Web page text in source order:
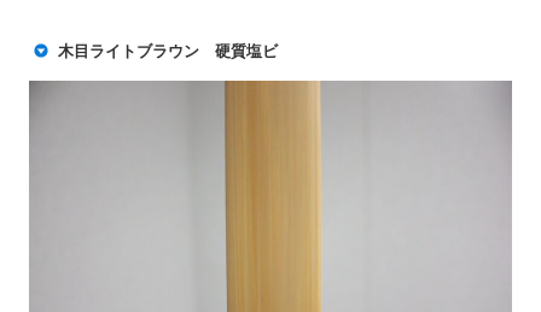
木目ライトブラウン 硬質塩ビ